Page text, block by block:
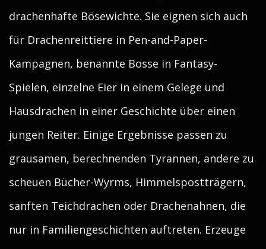
drachenhafte Bösewichte. Sie eignen sich auch
für Drachenreittiere in Pen-and-Paper-
Kampagnen, benannte Bosse in Fantasy-
Spielen, einzelne Eier in einem Gelege und
Hausdrachen in einer Geschichte über einen
jungen Reiter. Einige Ergebnisse passen zu
grausamen, berechnenden Tyrannen, andere zu
scheuen Bücher-Wyrms, Himmelspostträgern,
sanften Teichdrachen oder Drachenahnen, die
nur in Familiengeschichten auftreten. Erzeuge